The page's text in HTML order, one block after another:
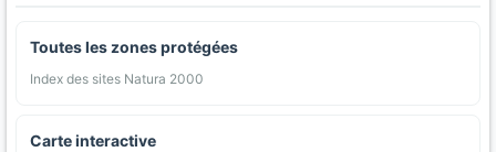
Toutes les zones protégées
Index des sites Natura 2000
Carte interactive